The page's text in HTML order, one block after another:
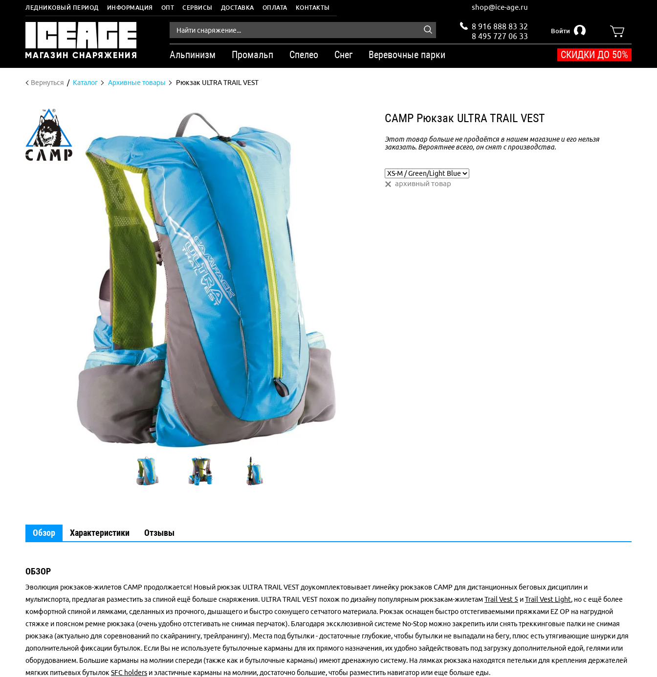
ЛЕДНИКОВЫЙ ПЕРИОД ИНФОРМАЦИЯ ОПТ СЕРВИСЫ ДОСТАВКА ОПЛАТА КОНТАКТЫ shop@ice-age.ru
8 916 888 83 32
8 495 727 06 33
Войти
Альпинизм Промальп Спелео Снег Веревочные парки СКИДКИ ДО 50%
Вернуться Каталог Архивные товары Рюкзак ULTRA TRAIL VEST
CAMP Рюкзак ULTRA TRAIL VEST
Этот товар больше не продаётся в нашем магазине и его нельзя
заказать. Вероятнее всего, он снят с производства.
архивный товар
Обзор Характеристики Отзывы
ОБЗОР
Эволюция рюкзаков-жилетов CAMP продолжается! Новый рюкзак ULTRA TRAIL VEST доукомплектовывает линейку рюкзаков CAMP для дистанционных беговых дисциплин и
мультиспорта, предлагая разместить за спиной ещё больше снаряжения. ULTRA TRAIL VEST похож по дизайну популярным рюкзакам-жилетамTrail Vest 5 иTrail Vest Light, но с ещё более
комфортной спиной и лямками, сделанных из прочного, дышащего и быстро сохнущего сетчатого материала. Рюкзак оснащен быстро отстегиваемыми пряжками EZ OP на нагрудной
стяжке и поясном ремне рюкзака (очень удобно отстегивать не снимая перчаток). Благодаря эксклюзивной системе No-Stop можно закрепить или снять треккинговые палки не снимая
рюкзака (актуально для соревнований по скайранингу, трейлранингу). Места под бутылки - достаточные глубокие, чтобы бутылки не выпадали на бегу, плюс есть утягивающие шнурки для
дополнительной фиксации бутылок. Если Вы не используете бутылочные карманы для их прямого назначения, их удобно зайдействовать под загрузку дополнительной едой, гелями или
оборудованием. Большие карманы на молнии спереди (также как и бутылочные карманы) имеют дренажную систему. На лямках рюкзака находятся петельки для крепления держателей
мягких питьевых бутылок SFC holders и эластичные карманы на молнии, достаточно большие, чтобы разместить навигатор или еще больше еды.